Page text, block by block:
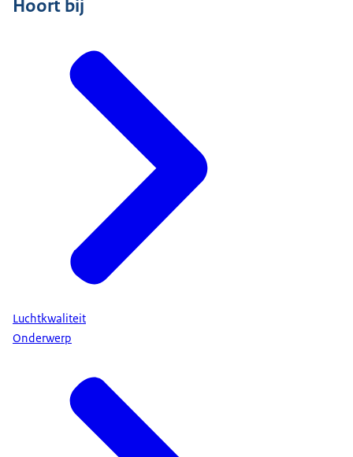
Hoort bij
Luchtkwaliteit
Onderwerp